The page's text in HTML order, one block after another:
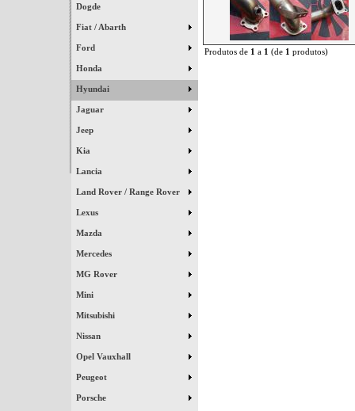
Dogde
Fiat / Abarth
Ford
Honda
Hyundai
Jaguar
Jeep
Kia
Lancia
Land Rover / Range Rover
Lexus
Mazda
Mercedes
MG Rover
Mini
Mitsubishi
Nissan
Opel Vauxhall
Peugeot
Porsche
Produtos de 1 a 1 (de 1 produtos)